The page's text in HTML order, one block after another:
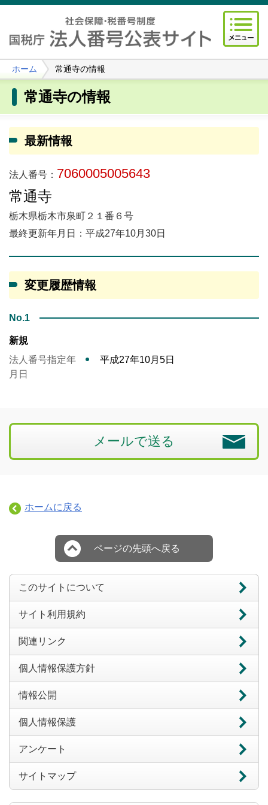
ホーム 常通寺の情報
常通寺の情報
最新情報
法人番号： 7060005005643
常通寺
栃木県栃木市泉町２１番６号
最終更新年月日：平成27年10月30日
変更履歴情報
No.1
新規
法人番号指定年
月日
平成27年10月5日
メールで送る
ホームに戻る
ページの先頭へ戻る
このサイトについて
サイト利用規約
関連リンク
個人情報保護方針
情報公開
個人情報保護
アンケート
サイトマップ